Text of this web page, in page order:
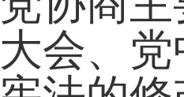
条 政
派人